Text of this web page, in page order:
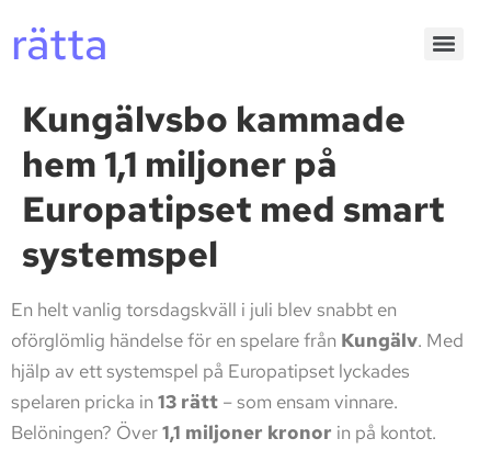
rätta
Kungälvsbo kammade
hem 1,1 miljoner på
Europatipset med smart
systemspel
En helt vanlig torsdagskväll i juli blev snabbt en
oförglömlig händelse för en spelare från Kungälv. Med
hjälp av ett systemspel på Europatipset lyckades
spelaren pricka in 13 rätt – som ensam vinnare.
Belöningen? Över1,1 miljoner kronor in på kontot.